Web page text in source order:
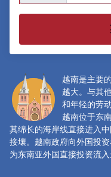
越南是主要
越大。与其
和年轻的劳
越南位于东
其绵长的海岸线直接进入
接壤。越南政府向外国投
为东南亚外国直接投资流入